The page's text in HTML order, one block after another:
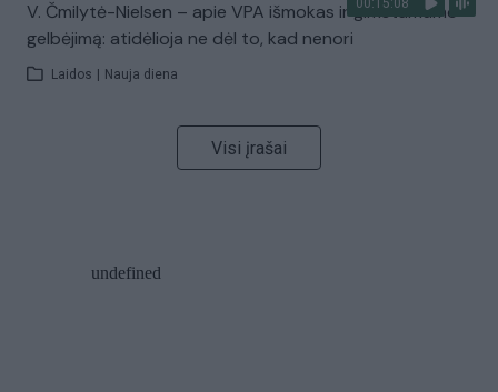
00:15:08
V. Čmilytė-Nielsen – apie VPA išmokas ir gimstamumo
gelbėjimą: atidėlioja ne dėl to, kad nenori
Laidos Nauja diena
Visi įrašai